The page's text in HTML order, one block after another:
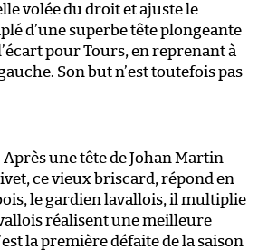
volée du droit et ajuste le
d’une superbe tête plongeante
pour Tours, en reprenant à
Son but n’est toutefois pas
une tête de Johan Martin
ce vieux briscard, répond en
le gardien lavallois, il multiplie
réalisent une meilleure
la première défaite de la saison